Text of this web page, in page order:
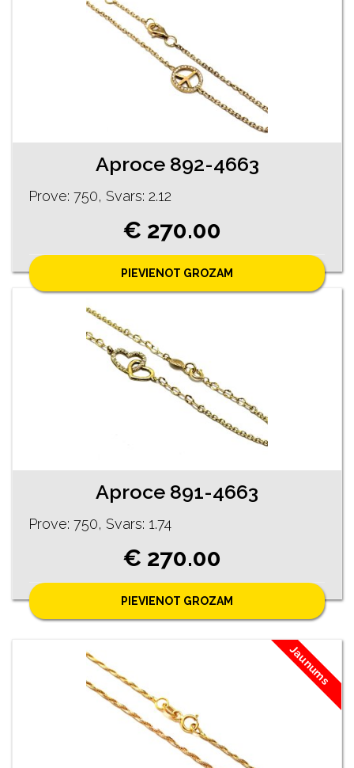
Aproce 892-4663
Prove: 750, Svars: 2.12
€ 270.00
PIEVIENOT GROZAM
Aproce 891-4663
Prove: 750, Svars: 1.74
€ 270.00
PIEVIENOT GROZAM
Jaunums